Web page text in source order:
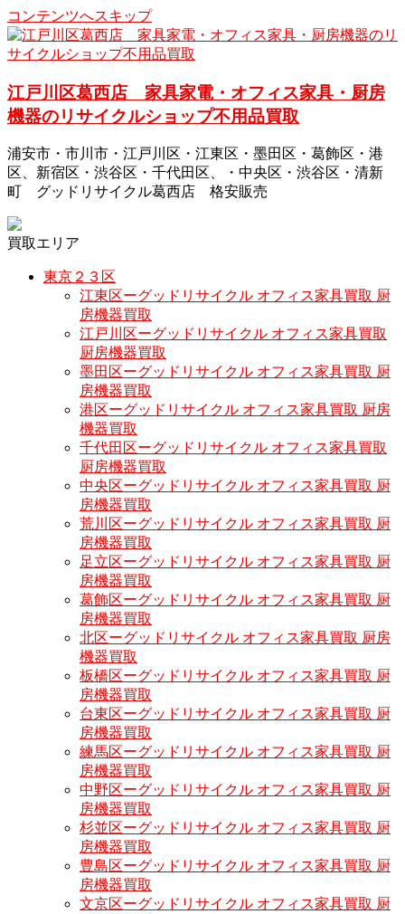
コンテンツへスキップ
江戸川区葛西店 家具家電・オフィス家具・厨房
機器のリサイクルショップ不用品買取
浦安市・市川市・江戸川区・江東区・墨田区・葛飾区・港
区、新宿区・渋谷区・千代田区、・中央区・渋谷区・清新
町 グッドリサイクル葛西店 格安販売
買取エリア
東京２３区
江東区ーグッドリサイクル オフィス家具買取 厨
房機器買取
江戸川区ーグッドリサイクル オフィス家具買取
厨房機器買取
墨田区ーグッドリサイクル オフィス家具買取 厨
房機器買取
港区ーグッドリサイクル オフィス家具買取 厨房
機器買取
千代田区ーグッドリサイクル オフィス家具買取
厨房機器買取
中央区ーグッドリサイクル オフィス家具買取 厨
房機器買取
荒川区ーグッドリサイクル オフィス家具買取 厨
房機器買取
足立区ーグッドリサイクル オフィス家具買取 厨
房機器買取
葛飾区ーグッドリサイクル オフィス家具買取 厨
房機器買取
北区ーグッドリサイクル オフィス家具買取 厨房
機器買取
板橋区ーグッドリサイクル オフィス家具買取 厨
房機器買取
台東区ーグッドリサイクル オフィス家具買取 厨
房機器買取
練馬区ーグッドリサイクル オフィス家具買取 厨
房機器買取
中野区ーグッドリサイクル オフィス家具買取 厨
房機器買取
杉並区ーグッドリサイクル オフィス家具買取 厨
房機器買取
豊島区ーグッドリサイクル オフィス家具買取 厨
房機器買取
文京区ーグッドリサイクル オフィス家具買取 厨